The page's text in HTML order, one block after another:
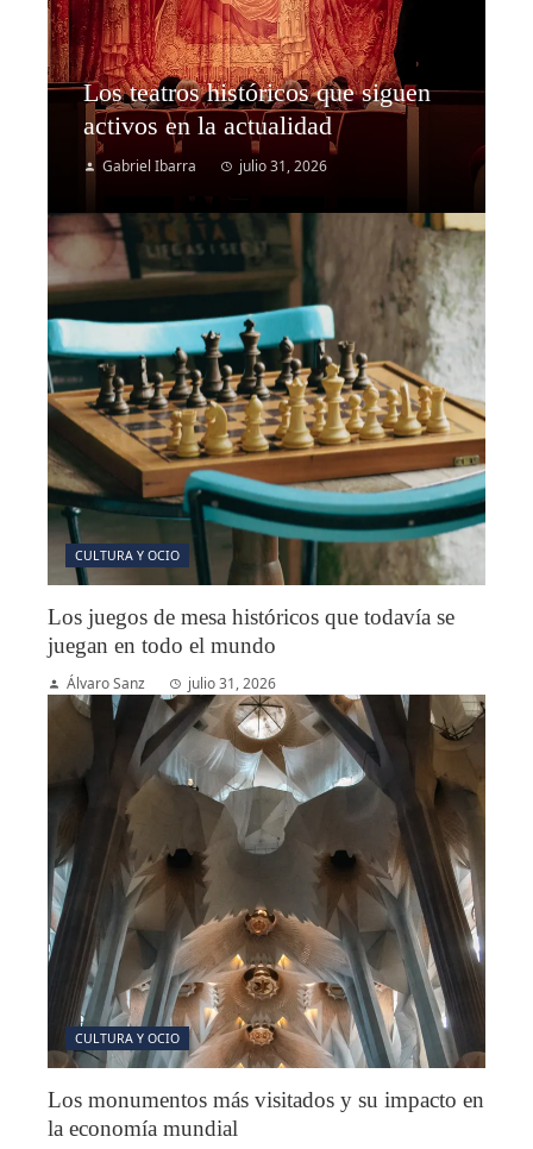
Los teatros históricos que siguen
activos en la actualidad
Gabriel Ibarra julio 31, 2026
CULTURA Y OCIO
Los juegos de mesa históricos que todavía se
juegan en todo el mundo
Álvaro Sanz julio 31, 2026
CULTURA Y OCIO
Los monumentos más visitados y su impacto en
la economía mundial